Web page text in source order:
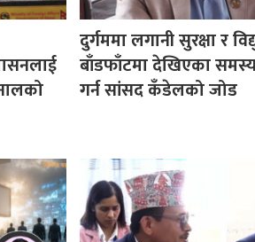
दुर्गममा लगानी सुरक्षा र
बाँडफाँटमा देखिएका
गर्न सांसद कँडेलको जोड